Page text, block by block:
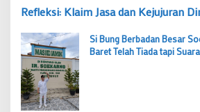
Refleksi: Klaim Jasa dan Kejujuran
Si Bung Berbadan Besar
Baret Telah Tiada tapi